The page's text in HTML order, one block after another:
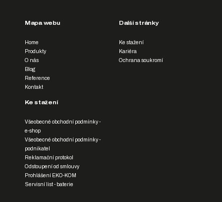
Mapa webu
Home
Produkty
O nás
Blog
Reference
Kontakt
Další stránky
Ke stažení
Kariéra
Ochrana soukromí
Ke stažení
Všeobecné obchodní podmínky -
e-shop
Všeobecné obchodní podmínky -
podnikatel
Reklamační protokol
Odstoupení od smlouvy
Prohlášení EKO-KOM
Servisní list - baterie